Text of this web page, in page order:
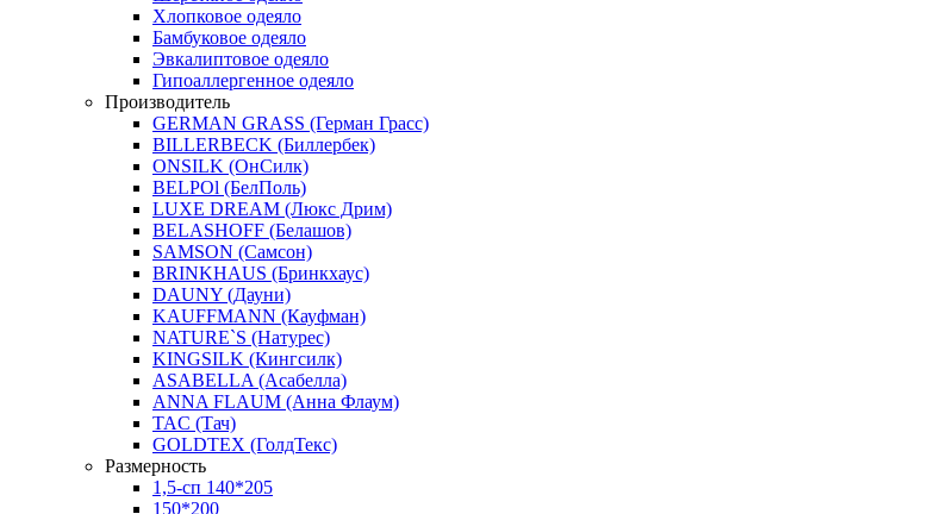
Хлопковое одеяло
Бамбуковое одеяло
Эвкалиптовое одеяло
Гипоаллергенное одеяло
Производитель
GERMAN GRASS (Герман Грасс)
BILLERBECK (Биллербек)
ONSILK (ОнСилк)
BELPOl (БелПоль)
LUXE DREAM (Люкс Дрим)
BELASHOFF (Белашов)
SAMSON (Самсон)
BRINKHAUS (Бринкхаус)
DAUNY (Дауни)
KAUFFMANN (Кауфман)
NATURE`S (Натурес)
KINGSILK (Кингсилк)
ASABELLA (Асабелла)
ANNA FLAUM (Анна Флаум)
TAC (Тач)
GOLDTEX (ГолдТекс)
Размерность
1,5-сп 140*205
150*200